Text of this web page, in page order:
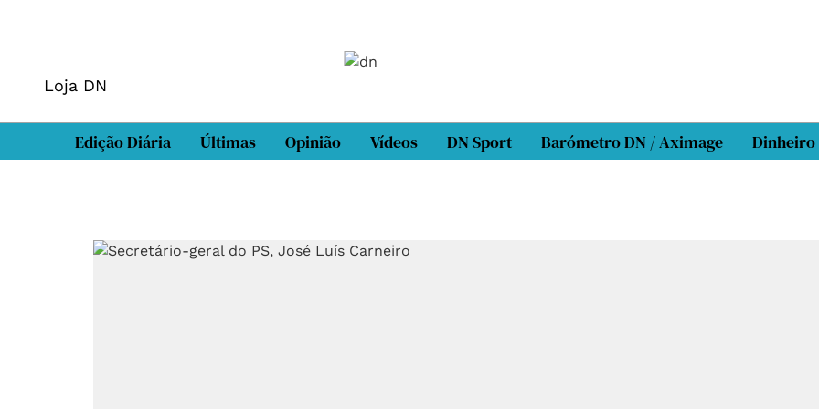
Loja DN
Edição Diária Últimas Opinião Vídeos DN Sport Barómetro DN / Aximage Dinheiro